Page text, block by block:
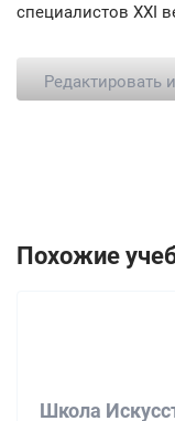
специалистов XXI
Редактировать
Похожие
Школа